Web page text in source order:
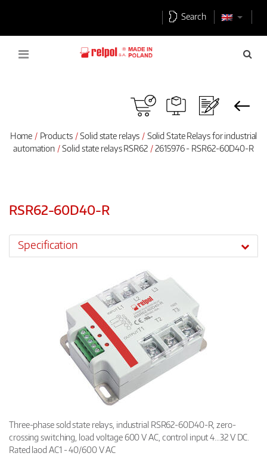
Search
Home Products Solid state relays
Solid State Relays for industrial
automation
Solid state relays RSR62 2615976 - RSR62-60D40-R
RSR62-60D40-R
Specification
Three-phase sold state relays, industrial RSR62-60D40-R, zero-
crossing switching, load voltage 600 V AC, control input 4…32 V DC.
Rated laod AC1 - 40/600 V AC